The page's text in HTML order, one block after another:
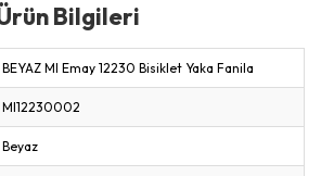
Bilgileri
BEYAZ MI Emay 12230 Bisiklet Yaka Fanila
MI12230002
Beyaz